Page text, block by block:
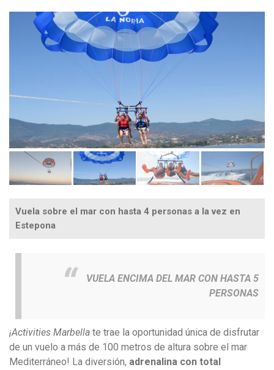
Vuela sobre el mar con hasta 4 personas a la vez en
Estepona
VUELA ENCIMA DEL MAR CON HASTA 5
PERSONAS
¡Activities Marbella te trae la oportunidad única de disfrutar
de un vuelo a más de 100 metros de altura sobre el mar
Mediterráneo! La diversión, adrenalina con total